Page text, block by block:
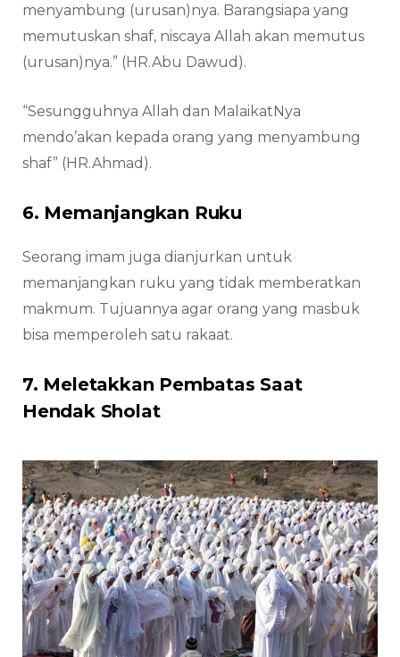
menyambung (urusan)nya. Barangsiapa yang
memutuskan shaf, niscaya Allah akan memutus
(urusan)nya.” (HR.Abu Dawud).
“Sesungguhnya Allah dan MalaikatNya
mendo’akan kepada orang yang menyambung
shaf” (HR.Ahmad).
6. Memanjangkan Ruku
Seorang imam juga dianjurkan untuk
memanjangkan ruku yang tidak memberatkan
makmum. Tujuannya agar orang yang masbuk
bisa memperoleh satu rakaat.
7. Meletakkan Pembatas Saat
Hendak Sholat